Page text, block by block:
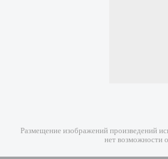
Размещение изображений произведений
нет возможности